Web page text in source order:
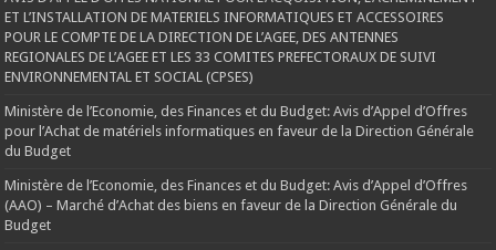
ET L’INSTALLATION DE MATERIELS INFORMATIQUES ET ACCESSOIRES
POUR LE COMPTE DE LA DIRECTION DE L’AGEE, DES ANTENNES
REGIONALES DE L’AGEE ET LES 33 COMITES PREFECTORAUX DE SUIVI
ENVIRONNEMENTAL ET SOCIAL (CPSES)
Ministère de l’Economie, des Finances et du Budget: Avis d’Appel d’Offres
pour l’Achat de matériels informatiques en faveur de la Direction Générale
du Budget
Ministère de l’Economie, des Finances et du Budget: Avis d’Appel d’Offres
(AAO) – Marché d’Achat des biens en faveur de la Direction Générale du
Budget